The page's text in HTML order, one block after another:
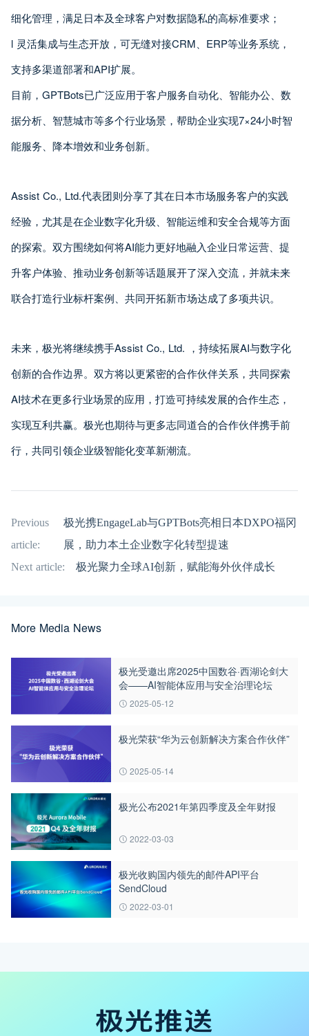
细化管理，满足日本及全球客户对数据隐私的高标准要求；
l 灵活集成与生态开放，可无缝对接CRM、ERP等业务系统，
支持多渠道部署和API扩展。
目前，GPTBots已广泛应用于客户服务自动化、智能办公、数
据分析、智慧城市等多个行业场景，帮助企业实现7×24小时智
能服务、降本增效和业务创新。
Assist Co., Ltd.代表团则分享了其在日本市场服务客户的实践
经验，尤其是在企业数字化升级、智能运维和安全合规等方面
的探索。双方围绕如何将AI能力更好地融入企业日常运营、提
升客户体验、推动业务创新等话题展开了深入交流，并就未来
联合打造行业标杆案例、共同开拓新市场达成了多项共识。
未来，极光将继续携手Assist Co., Ltd. ，持续拓展AI与数字化
创新的合作边界。双方将以更紧密的合作伙伴关系，共同探索
AI技术在更多行业场景的应用，打造可持续发展的合作生态，
实现互利共赢。极光也期待与更多志同道合的合作伙伴携手前
行，共同引领企业级智能化变革新潮流。
Previous
article:
极光携EngageLab与GPTBots亮相日本DXPO福冈
展，助力本土企业数字化转型提速
Next article:
极光聚力全球AI创新，赋能海外伙伴成长
More Media News
极光受邀出席2025中国数谷·西湖论剑大
会——AI智能体应用与安全治理论坛
2025-05-12
极光荣获“华为云创新解决方案合作伙伴”
2025-05-14
极光公布2021年第四季度及全年财报
2022-03-03
极光收购国内领先的邮件API平台
SendCloud
2022-03-01